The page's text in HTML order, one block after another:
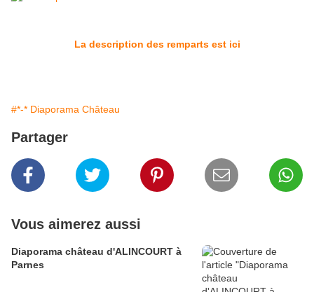
La description des remparts est ici
#*-* Diaporama Château
Partager
Vous aimerez aussi
Diaporama château d'ALINCOURT à
Parnes